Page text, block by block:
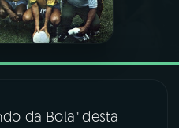
da Bola" desta